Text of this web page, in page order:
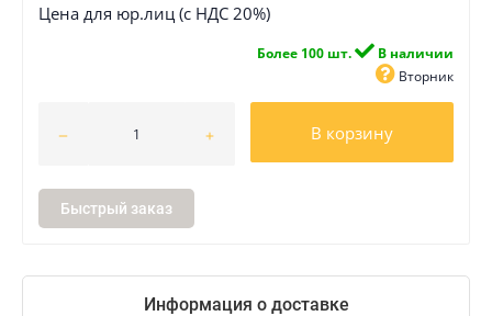
Цена для юр.лиц (с НДС 20%)
Более 100 шт.
В наличии
Вторник
В корзину
Быстрый заказ
Информация о доставке